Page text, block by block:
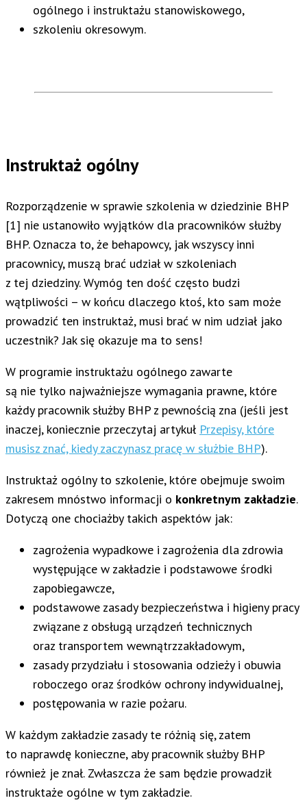
ogólnego i instruktażu stanowiskowego,
szkoleniu okresowym.
Instruktaż ogólny
Rozporządzenie w sprawie szkolenia w dziedzinie BHP
[1] nie ustanowiło wyjątków dla pracowników służby
BHP. Oznacza to, że behapowcy, jak wszyscy inni
pracownicy, muszą brać udział w szkoleniach
z tej dziedziny. Wymóg ten dość często budzi
wątpliwości – w końcu dlaczego ktoś, kto sam może
prowadzić ten instruktaż, musi brać w nim udział jako
uczestnik? Jak się okazuje ma to sens!
W programie instruktażu ogólnego zawarte
są nie tylko najważniejsze wymagania prawne, które
każdy pracownik służby BHP z pewnością zna (jeśli jest
inaczej, koniecznie przeczytaj artykuł Przepisy, które
musisz znać, kiedy zaczynasz pracę w służbie BHP).
Instruktaż ogólny to szkolenie, które obejmuje swoim
zakresem mnóstwo informacji o konkretnym zakładzie.
Dotyczą one chociażby takich aspektów jak:
zagrożenia wypadkowe i zagrożenia dla zdrowia
występujące w zakładzie i podstawowe środki
zapobiegawcze,
podstawowe zasady bezpieczeństwa i higieny pracy
związane z obsługą urządzeń technicznych
oraz transportem wewnątrzzakładowym,
zasady przydziału i stosowania odzieży i obuwia
roboczego oraz środków ochrony indywidualnej,
postępowania w razie pożaru.
W każdym zakładzie zasady te różnią się, zatem
to naprawdę konieczne, aby pracownik służby BHP
również je znał. Zwłaszcza że sam będzie prowadził
instruktaże ogólne w tym zakładzie.